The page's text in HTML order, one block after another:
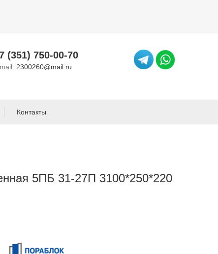
(351) 750-00-70
2300260@mail.ru
Контакты
5ПБ 31-27П 3100*250*220